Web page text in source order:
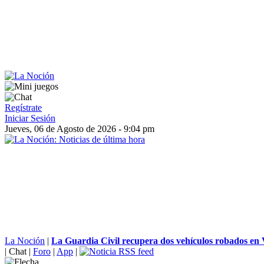
Regístrate
Iniciar Sesión
Jueves, 06 de Agosto de 2026 - 9:04 pm
La Noción | La Guardia Civil recupera dos vehículos robados en
| Chat | Foro | App |